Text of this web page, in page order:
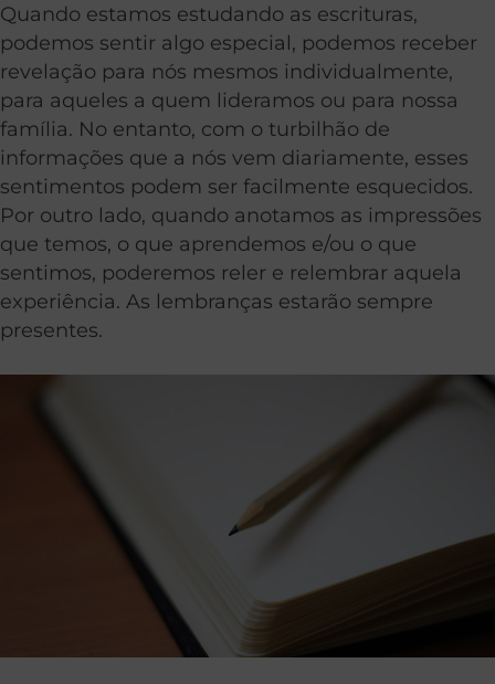
Quando estamos estudando as escrituras,
podemos sentir algo especial, podemos receber
revelação para nós mesmos individualmente,
para aqueles a quem lideramos ou para nossa
família. No entanto, com o turbilhão de
informações que a nós vem diariamente, esses
sentimentos podem ser facilmente esquecidos.
Por outro lado, quando anotamos as impressões
que temos, o que aprendemos e/ou o que
sentimos, poderemos reler e relembrar aquela
experiência. As lembranças estarão sempre
presentes.